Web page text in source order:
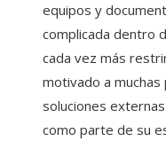
equipos y
complicada dentro
cada vez más
motivado a
soluciones
como parte de su